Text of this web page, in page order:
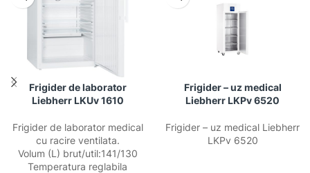
Frigider de laborator
Liebherr LKUv 1610
Frigider de laborator medical
cu racire ventilata.
Volum (L) brut/util:141/130
Temperatura reglabila
Frigider – uz medical
Liebherr LKPv 6520
Frigider – uz medical Liebherr
LKPv 6520